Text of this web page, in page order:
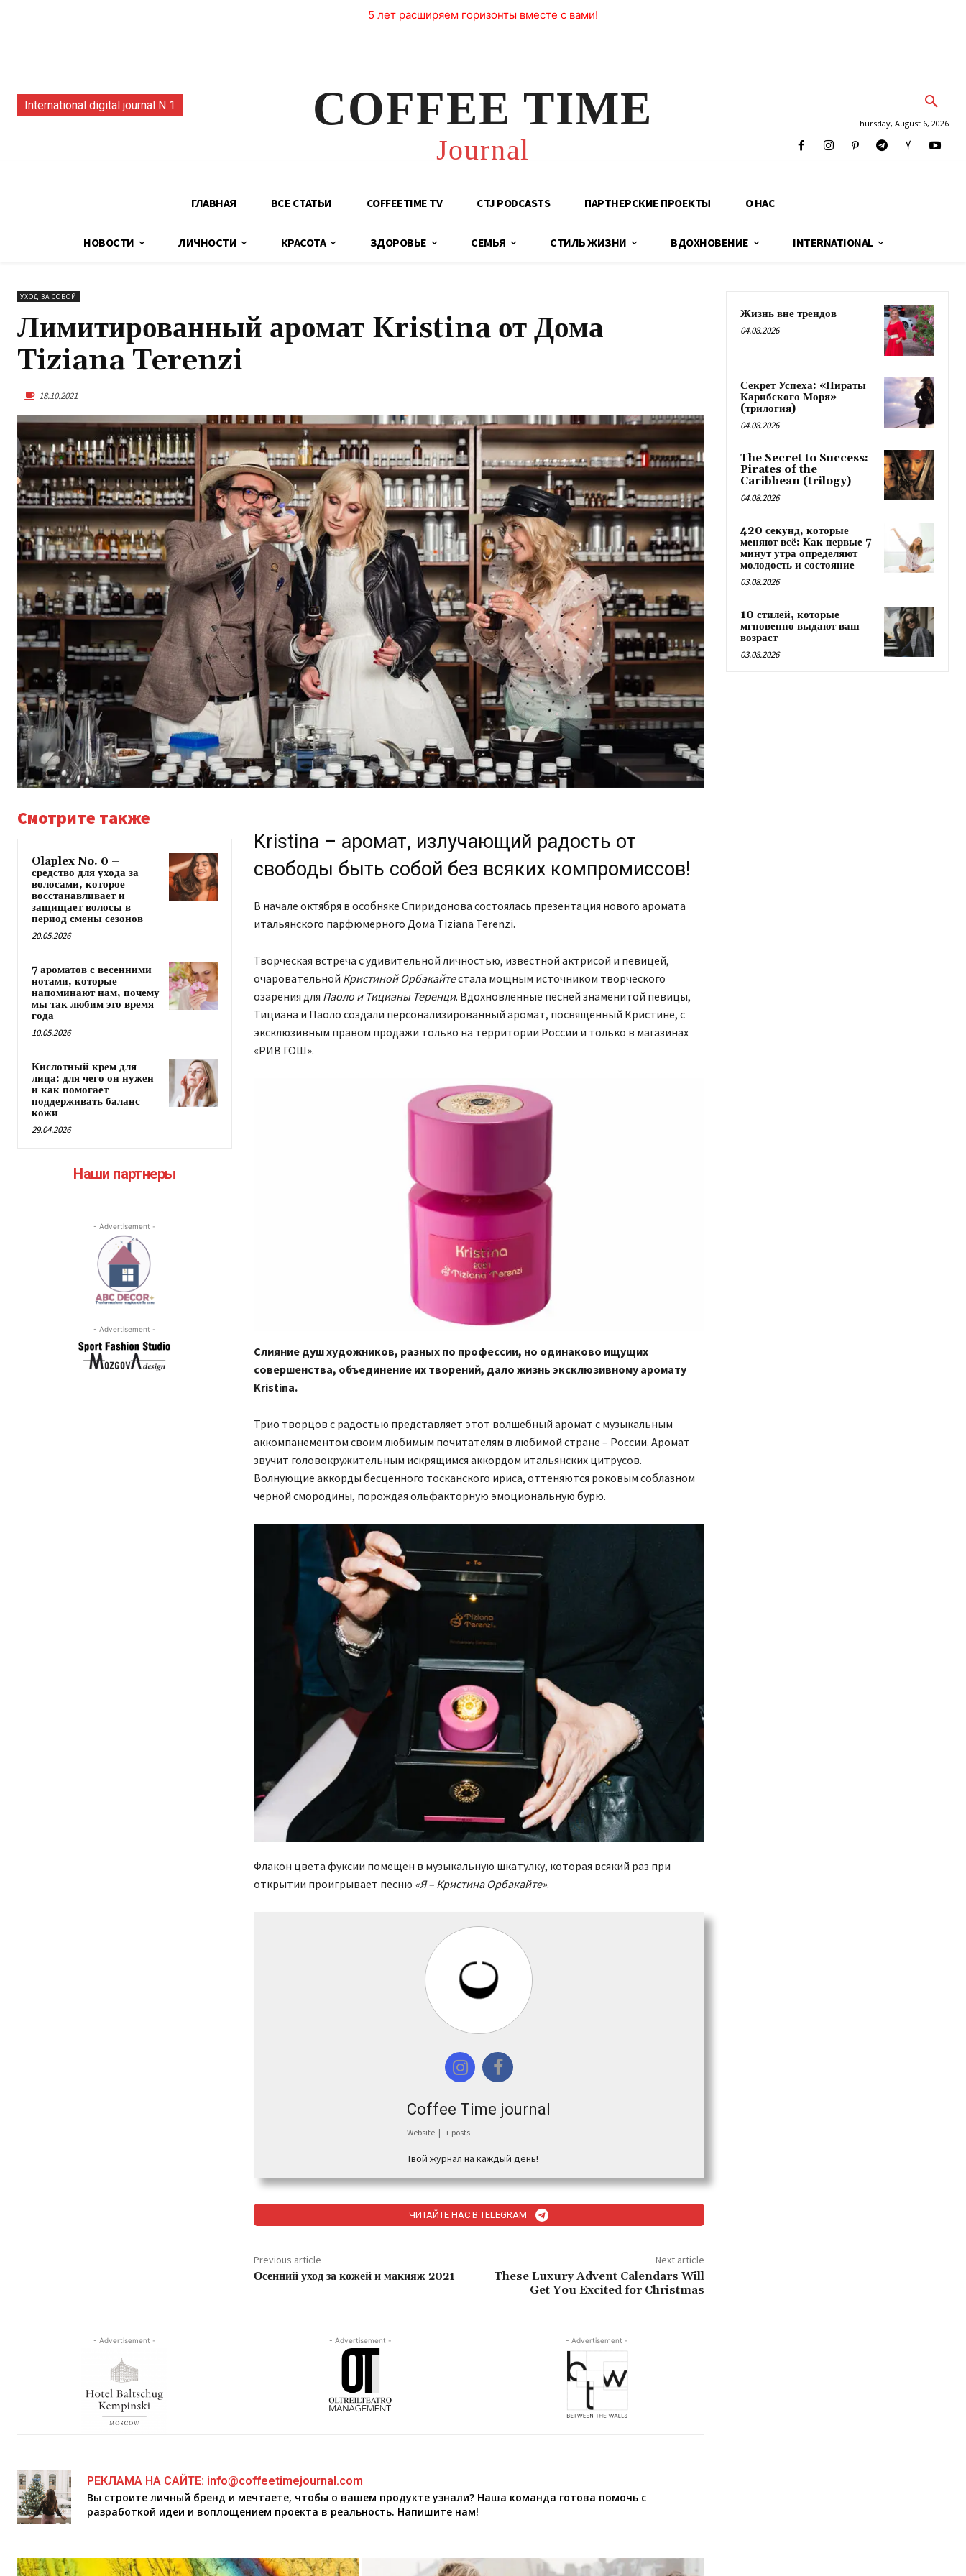
5 лет расширяем горизонты вместе с вами!
International digital journal N 1 COFFEE TIME
Journal
Thursday, August 6, 2026
ГЛАВНАЯ ВСЕ СТАТЬИ COFFEETIME TV CTJ PODCASTS ПАРТНЕРСКИЕ ПРОЕКТЫ О НАС
НОВОСТИ ЛИЧНОСТИ КРАСОТА ЗДОРОВЬЕ СЕМЬЯ СТИЛЬ ЖИЗНИ ВДОХНОВЕНИЕ INTERNATIONAL
УХОД ЗА СОБОЙ
Лимитированный аромат Kristina от Дома
Tiziana Terenzi
18.10.2021
Смотрите также
Olaplex No. 0 –
средство для ухода за
волосами, которое
восстанавливает и
защищает волосы в
период смены сезонов
20.05.2026
7 ароматов с весенними
нотами, которые
напоминают нам, почему
мы так любим это время
года
10.05.2026
Кислотный крем для
лица: для чего он нужен
и как помогает
поддерживать баланс
кожи
29.04.2026
Наши партнеры
- Advertisement -
- Advertisement -
Kristina – аромат, излучающий радость от
свободы быть собой без всяких компромиссов!
В начале октября в особняке Спиридонова состоялась презентация нового аромата
итальянского парфюмерного Дома Tiziana Terenzi.
Творческая встреча с удивительной личностью, известной актрисой и певицей,
очаровательной Кристиной Орбакайтестала мощным источником творческого
озарения для Паоло и Тицианы Теренци. Вдохновленные песней знаменитой певицы,
Тициана и Паоло создали персонализированный аромат, посвященный Кристине, с
эксклюзивным правом продажи только на территории России и только в магазинах
«РИВ ГОШ».
Слияние душ художников, разных по профессии, но одинаково ищущих
совершенства, объединение их творений, дало жизнь эксклюзивному аромату
Kristina.
Трио творцов с радостью представляет этот волшебный аромат с музыкальным
аккомпанементом своим любимым почитателям в любимой стране – России. Аромат
звучит головокружительным искрящимся аккордом итальянских цитрусов.
Волнующие аккорды бесценного тосканского ириса, оттеняются роковым соблазном
черной смородины, порождая ольфакторную эмоциональную бурю.
Флакон цвета фуксии помещен в музыкальную шкатулку, которая всякий раз при
открытии проигрывает песню «Я – Кристина Орбакайте».
Coffee Time journal
Website | + posts
Твой журнал на каждый день!
ЧИТАЙТЕ НАС В TELEGRAM
Previous article
Осенний уход за кожей и макияж 2021
Next article
These Luxury Advent Calendars Will
Get You Excited for Christmas
- Advertisement - - Advertisement - - Advertisement -
РЕКЛАМА НА САЙТЕ: info@coffeetimejournal.com
Вы строите личный бренд и мечтаете, чтобы о вашем продукте узнали? Наша команда готова помочь с
разработкой идеи и воплощением проекта в реальность. Напишите нам!
Жизнь вне трендов
04.08.2026
Секрет Успеха: «Пираты
Карибского Моря»
(трилогия)
04.08.2026
The Secret to Success:
Pirates of the
Caribbean (trilogy)
04.08.2026
420 секунд, которые
меняют всё: Как первые 7
минут утра определяют
молодость и состояние
03.08.2026
10 стилей, которые
мгновенно выдают ваш
возраст
03.08.2026